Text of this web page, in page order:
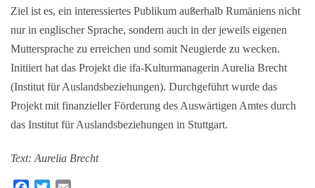
Ziel ist es, ein interessiertes Publikum außerhalb Rumäniens nicht
nur in englischer Sprache, sondern auch in der jeweils eigenen
Muttersprache zu erreichen und somit Neugierde zu wecken.
Initiiert hat das Projekt die ifa-Kulturmanagerin Aurelia Brecht
(Institut für Auslandsbeziehungen). Durchgeführt wurde das
Projekt mit finanzieller Förderung des Auswärtigen Amtes durch
das Institut für Auslandsbeziehungen in Stuttgart.
Text: Aurelia Brecht